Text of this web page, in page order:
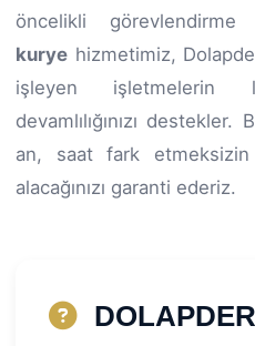
öncelikli görevlendirme
kurye hizmetimiz,
işleyen işletmelerin
devamlılığınızı
an, saat fark etmeksizin
alacağınızı garanti ederiz.